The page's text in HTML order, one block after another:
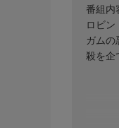
番組内
ロビン
ガムの
殺を企